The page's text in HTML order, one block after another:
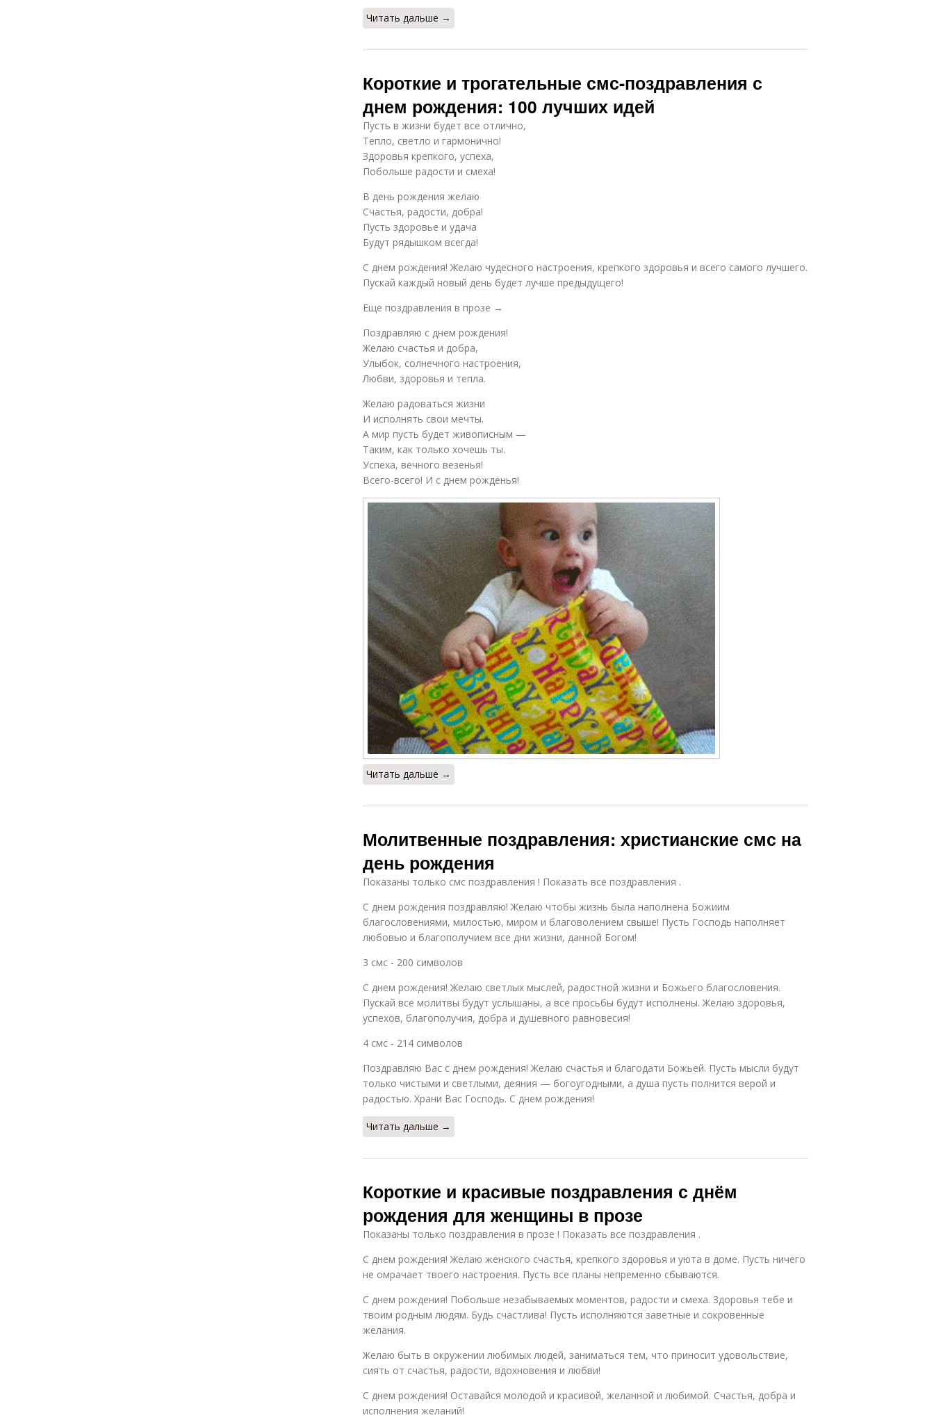
Читать дальше →
Короткие и трогательные смс-поздравления с
днем рождения: 100 лучших идей
Пусть в жизни будет все отлично,
Тепло, светло и гармонично!
Здоровья крепкого, успеха,
Побольше радости и смеха!
В день рождения желаю
Счастья, радости, добра!
Пусть здоровье и удача
Будут рядышком всегда!
С днем рождения! Желаю чудесного настроения, крепкого здоровья и всего самого лучшего.
Пускай каждый новый день будет лучше предыдущего!
Еще поздравления в прозе →
Поздравляю с днем рождения!
Желаю счастья и добра,
Улыбок, солнечного настроения,
Любви, здоровья и тепла.
Желаю радоваться жизни
И исполнять свои мечты.
А мир пусть будет живописным —
Таким, как только хочешь ты.
Успеха, вечного везенья!
Всего-всего! И с днем рожденья!
Читать дальше →
Молитвенные поздравления: христианские смс на
день рождения
Показаны только смс поздравления ! Показать все поздравления .
С днем рождения поздравляю! Желаю чтобы жизнь была наполнена Божиим
благословениями, милостью, миром и благоволением свыше! Пусть Господь наполняет
любовью и благополучием все дни жизни, данной Богом!
3 смс - 200 символов
С днем рождения! Желаю светлых мыслей, радостной жизни и Божьего благословения.
Пускай все молитвы будут услышаны, а все просьбы будут исполнены. Желаю здоровья,
успехов, благополучия, добра и душевного равновесия!
4 смс - 214 символов
Поздравляю Вас с днем рождения! Желаю счастья и благодати Божьей. Пусть мысли будут
только чистыми и светлыми, деяния — богоугодными, а душа пусть полнится верой и
радостью. Храни Вас Господь. С днем рождения!
Читать дальше →
Короткие и красивые поздравления с днём
рождения для женщины в прозе
Показаны только поздравления в прозе ! Показать все поздравления .
С днем рождения! Желаю женского счастья, крепкого здоровья и уюта в доме. Пусть ничего
не омрачает твоего настроения. Пусть все планы непременно сбываются.
С днем рождения! Побольше незабываемых моментов, радости и смеха. Здоровья тебе и
твоим родным людям. Будь счастлива! Пусть исполняются заветные и сокровенные
желания.
Желаю быть в окружении любимых людей, заниматься тем, что приносит удовольствие,
сиять от счастья, радости, вдохновения и любви!
С днем рождения! Оставайся молодой и красивой, желанной и любимой. Счастья, добра и
исполнения желаний!